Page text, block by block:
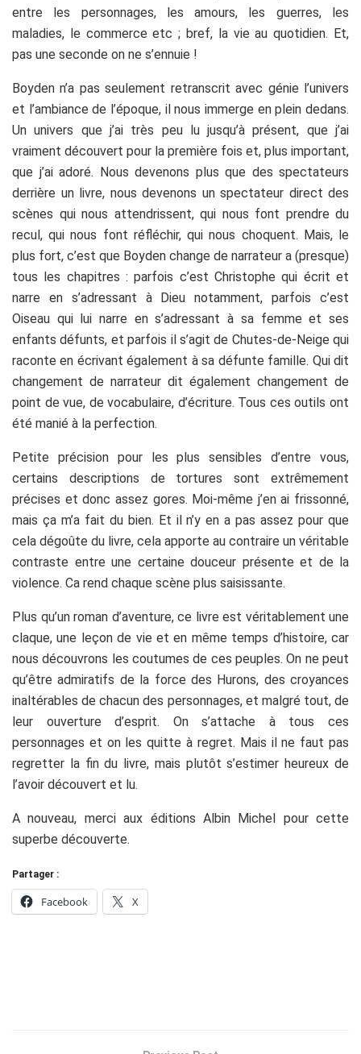
entre les personnages, les amours, les guerres, les
maladies, le commerce etc ; bref, la vie au quotidien. Et,
pas une seconde on ne s’ennuie !
Boyden n’a pas seulement retranscrit avec génie l’univers
et l’ambiance de l’époque, il nous immerge en plein dedans.
Un univers que j’ai très peu lu jusqu’à présent, que j’ai
vraiment découvert pour la première fois et, plus important,
que j’ai adoré. Nous devenons plus que des spectateurs
derrière un livre, nous devenons un spectateur direct des
scènes qui nous attendrissent, qui nous font prendre du
recul, qui nous font réfléchir, qui nous choquent. Mais, le
plus fort, c’est que Boyden change de narrateur a (presque)
tous les chapitres : parfois c’est Christophe qui écrit et
narre en s’adressant à Dieu notamment, parfois c’est
Oiseau qui lui narre en s’adressant à sa femme et ses
enfants défunts, et parfois il s’agit de Chutes-de-Neige qui
raconte en écrivant également à sa défunte famille. Qui dit
changement de narrateur dit également changement de
point de vue, de vocabulaire, d’écriture. Tous ces outils ont
été manié à la perfection.
Petite précision pour les plus sensibles d’entre vous,
certains descriptions de tortures sont extrêmement
précises et donc assez gores. Moi-même j’en ai frissonné,
mais ça m’a fait du bien. Et il n’y en a pas assez pour que
cela dégoûte du livre, cela apporte au contraire un véritable
contraste entre une certaine douceur présente et de la
violence. Ca rend chaque scène plus saisissante.
Plus qu’un roman d’aventure, ce livre est véritablement une
claque, une leçon de vie et en même temps d’histoire, car
nous découvrons les coutumes de ces peuples. On ne peut
qu’être admiratifs de la force des Hurons, des croyances
inaltérables de chacun des personnages, et malgré tout, de
leur ouverture d’esprit. On s’attache à tous ces
personnages et on les quitte à regret. Mais il ne faut pas
regretter la fin du livre, mais plutôt s’estimer heureux de
l’avoir découvert et lu.
A nouveau, merci aux éditions Albin Michel pour cette
superbe découverte.
Partager :
Facebook X